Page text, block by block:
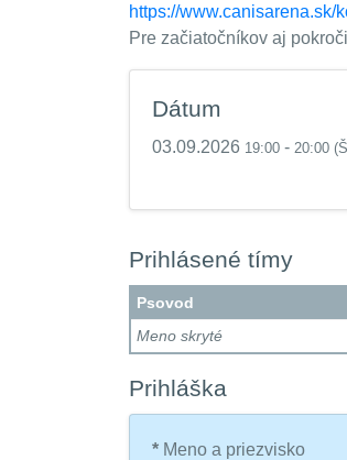
https://www.canisarena.sk/
Pre začiatočníkov aj
Dátum
03.09.2026 19:00 - 20:00
Prihlásené tímy
Psovod
Meno skryté
Prihláška
* Meno a priezvisko